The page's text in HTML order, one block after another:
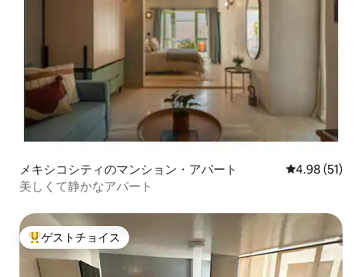
メキシコシティのマンション・アパート レビュー51
4.98 (51)
美しくて静かなアパート
大好評のゲストチョイスです。
ゲストチョイス